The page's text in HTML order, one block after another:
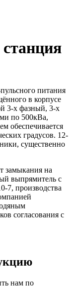
станция
питания
в корпусе
3-х фазный, 3-х
по 500кВа,
обеспечивается
градусов. 12-
существенно
замыкания на
выпрямитель с
7, производства
согласования с
нам по